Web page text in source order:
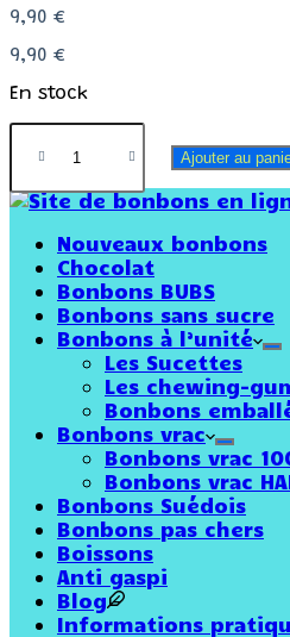
9,90 €
9,90 €
En stock
Ajouter au
Nouveaux bonbons
Chocolat
Bonbons BUBS
Bonbons sans sucre
Bonbons à l’unité
Les Sucettes
Les chewing-
Bonbons
Bonbons vrac
Bonbons vrac
Bonbons vrac
Bonbons Suédois
Bonbons pas chers
Boissons
Anti gaspi
Blog
Informations